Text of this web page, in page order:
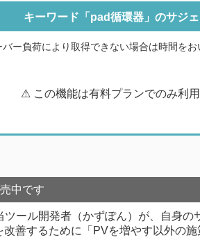
キーワード「pad循環器」のサジ
ー負荷により取得できない場合は時間を
⚠ この機能は有料プランでのみ利
中です
ール開発者（かずぽん）が、自身の
善するために「PVを増やす以外の